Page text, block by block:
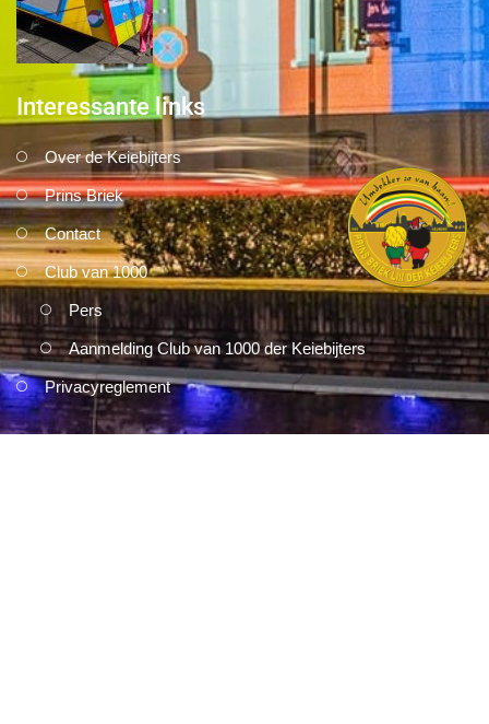
Interessante links
Over de Keiebijters
Prins Briek
Contact
Club van 1000
Pers
Aanmelding Club van 1000 der Keiebijters
Privacyreglement